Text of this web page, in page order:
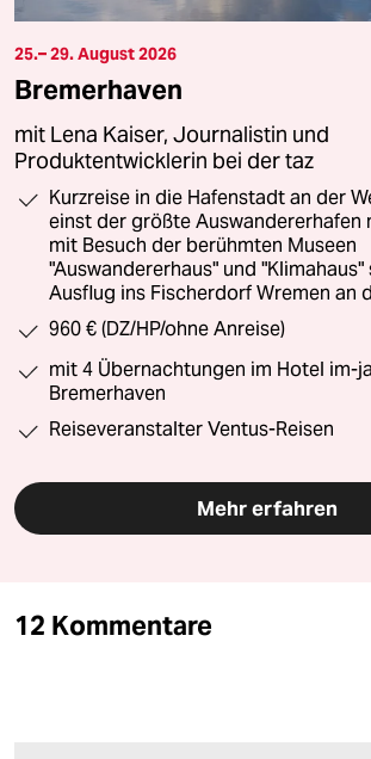
25.– 29. August 2026
Bremerhaven
mit Lena Kaiser, Journalistin und
Produktentwicklerin bei der taz
Kurzreise in die Hafenstadt an der
einst der größte Auswandererhafen
mit Besuch der berühmten Museen
"Auswandererhaus" und "Klimahaus"
Ausflug ins Fischerdorf Wremen an
960 € (DZ/HP/ohne Anreise)
mit 4 Übernachtungen im Hotel im-
Bremerhaven
Reiseveranstalter Ventus-Reisen
Mehr erfahren
12 Kommentare